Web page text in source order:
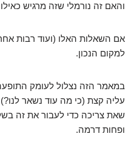
והאם זה נורמלי שזה מרגיש
אם השאלות האלו (ועוד רבות
למקום הנכון.
במאמר הזה נצלול לעומק
עליה קצת (כי מה עוד נשאר
שאת צריכה כדי לעבור את זה
ופחות דרמה.